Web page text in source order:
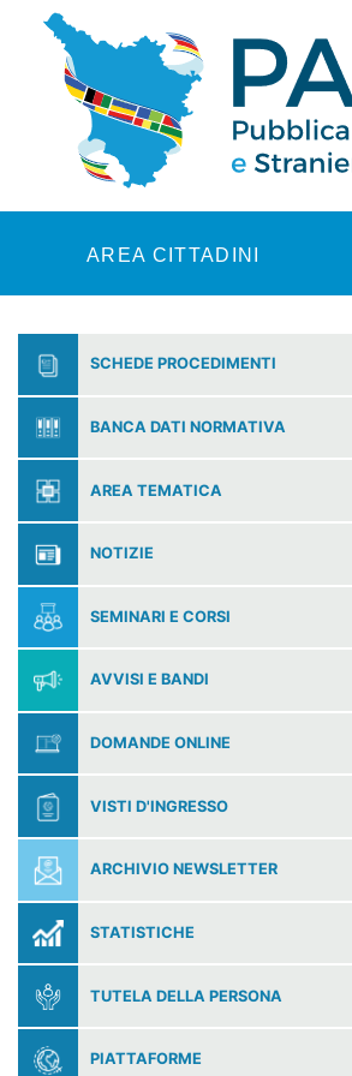
Skip to main content
AREA CITTADINI
SCHEDE PROCEDIMENTI
BANCA DATI NORMATIVA
AREA TEMATICA
NOTIZIE
SEMINARI E CORSI
AVVISI E BANDI
DOMANDE ONLINE
VISTI D'INGRESSO
ARCHIVIO NEWSLETTER
STATISTICHE
TUTELA DELLA PERSONA
PIATTAFORME